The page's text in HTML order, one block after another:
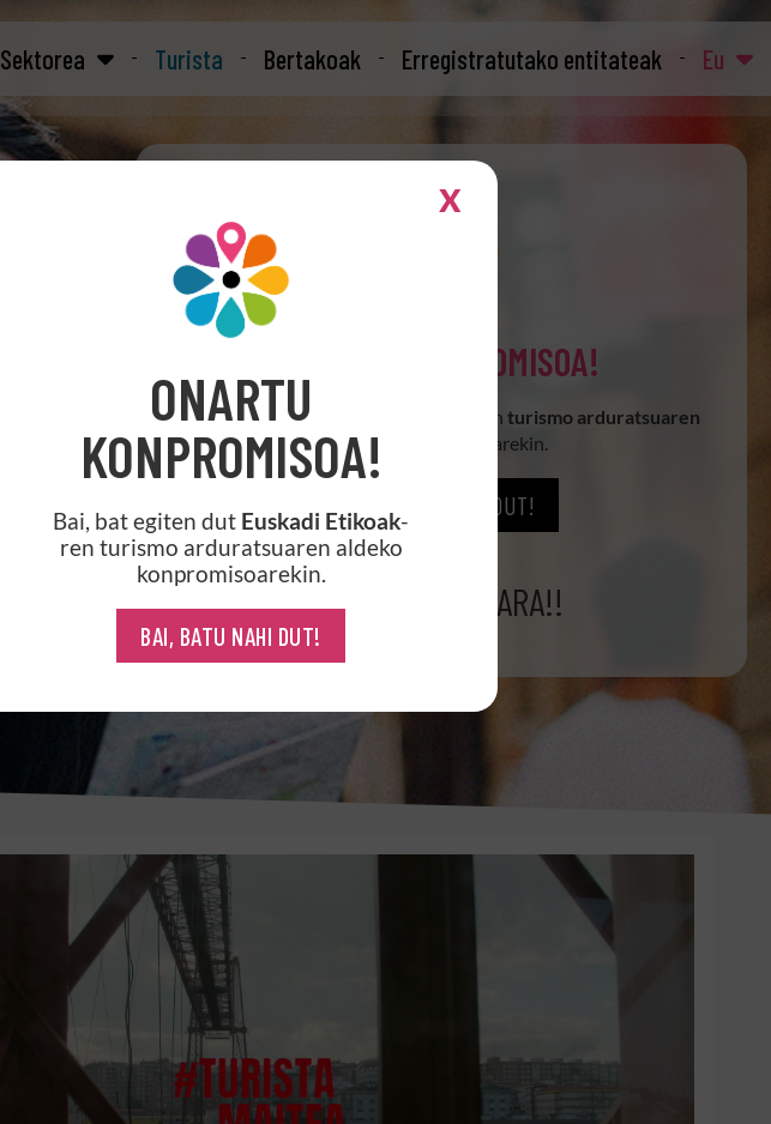
Sektorea Turista Bertakoak Erregistratutako entitateak Eu
ONARTU KONPROMISOA!
Bai, bat egiten dut -renturismo arduratsuaren
aldeko konpromisoarekin.
BAI, BATU NAHI DUT!
ORAIN GARA!!
X
ONARTU
KONPROMISOA!
Bai, bat egiten dut Euskadi Etikoak-
ren turismo arduratsuaren aldeko
konpromisoarekin.
BAI, BATU NAHI DUT!